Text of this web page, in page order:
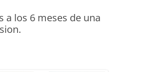
a los 6 meses de una